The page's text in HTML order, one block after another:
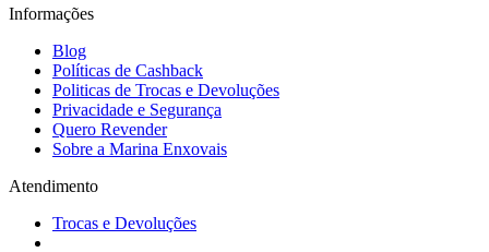
Informações
Blog
Políticas de Cashback
Politicas de Trocas e Devoluções
Privacidade e Segurança
Quero Revender
Sobre a Marina Enxovais
Atendimento
Trocas e Devoluções